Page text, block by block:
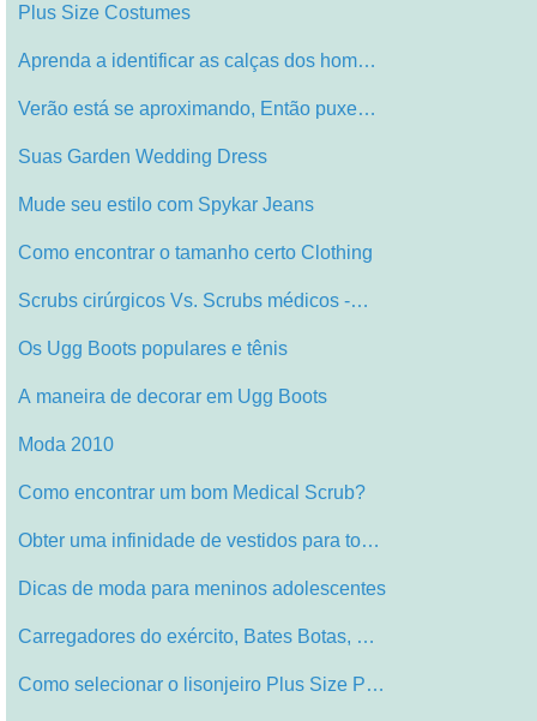
Plus Size Costumes
Aprenda a identificar as calças dos hom…
Verão está se aproximando, Então puxe…
Suas Garden Wedding Dress
Mude seu estilo com Spykar Jeans
Como encontrar o tamanho certo Clothing
Scrubs cirúrgicos Vs. Scrubs médicos -…
Os Ugg Boots populares e tênis
A maneira de decorar em Ugg Boots
Moda 2010
Como encontrar um bom Medical Scrub?
Obter uma infinidade de vestidos para to…
Dicas de moda para meninos adolescentes
Carregadores do exército, Bates Botas, …
Como selecionar o lisonjeiro Plus Size P…